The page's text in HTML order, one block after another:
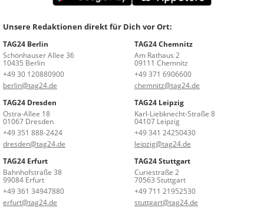
Unsere Redaktionen direkt für Dich vor Ort:
TAG24 Berlin
Schönhauser Allee 36
10435 Berlin
+49 30 120880900
berlin@tag24.de
TAG24 Chemnitz
Am Rathaus 2
09111 Chemnitz
+49 371 6906600
chemnitz@tag24.de
TAG24 Dresden
Ostra-Allee 18
01067 Dresden
+49 351 888-2424
dresden@tag24.de
TAG24 Leipzig
Karl-Liebknecht-Straße 8
04107 Leipzig
+49 341 24250430
leipzig@tag24.de
TAG24 Erfurt
Bahnhofstraße 38
99084 Erfurt
+49 361 34947880
erfurt@tag24.de
TAG24 Stuttgart
Curiestraße 2
70563 Stuttgart
+49 711 21952530
stuttgart@tag24.de